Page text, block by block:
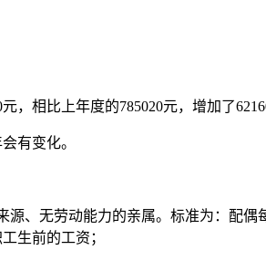
相比上年度的785020元，增加了
有变化。
、无劳动能力的亲属。标准为：配
生前的工资；